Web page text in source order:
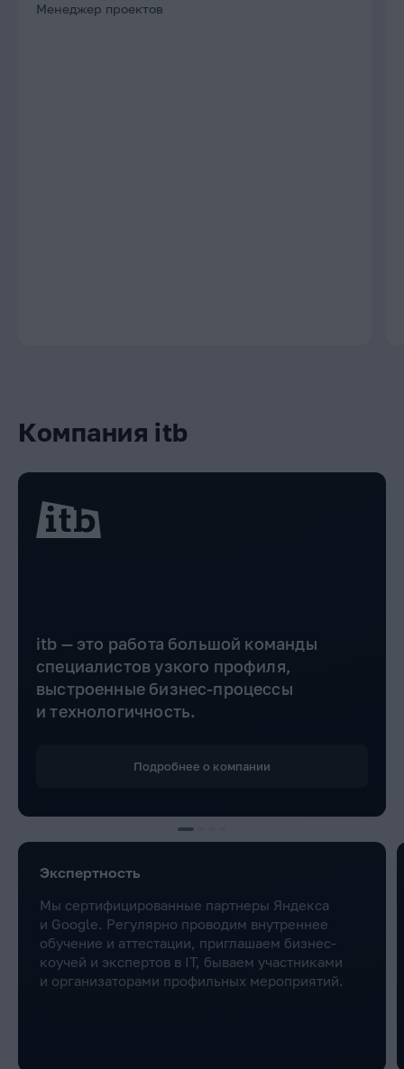
Менеджер проектов
Компания itb
itb — это работа большой команды
специалистов узкого профиля,
выстроенные бизнес-процессы
и технологичность.
Подробнее о компании
Экспертность
Мы сертифицированные партнеры Яндекса
и Google. Регулярно проводим внутреннее
обучение и аттестации, приглашаем бизнес-
коучей и экспертов в IT, бываем участниками
и организаторами профильных мероприятий.